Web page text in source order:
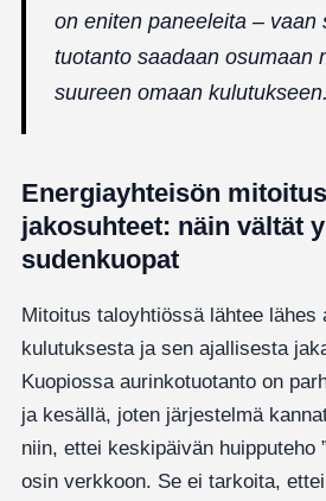
on eniten paneeleita – vaan
tuotanto saadaan osumaan
suureen omaan kulutukseen.
Energiayhteisön
jakosuhteet: näin vältät
sudenkuopat
Mitoitus taloyhtiössä lähtee lähes
kulutuksesta ja sen ajallisesta
Kuopiossa aurinkotuotanto on
ja kesällä, joten järjestelmä
niin, ettei keskipäivän huipputeho
osin verkkoon. Se ei tarkoita,